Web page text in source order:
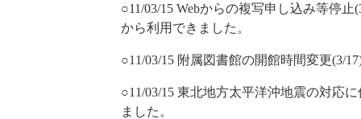
○11/03/15 Webからの複写申し込み等停
から利用できました。
○11/03/15 附属図書館の開館時間変更(3/
○11/03/15 東北地方太平洋沖地震の対応
ました。